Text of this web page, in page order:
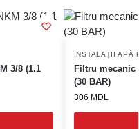
3/8 (1.1
INSTALAȚII APĂ
Filtru mecanic
(30 BAR)
306 MDL